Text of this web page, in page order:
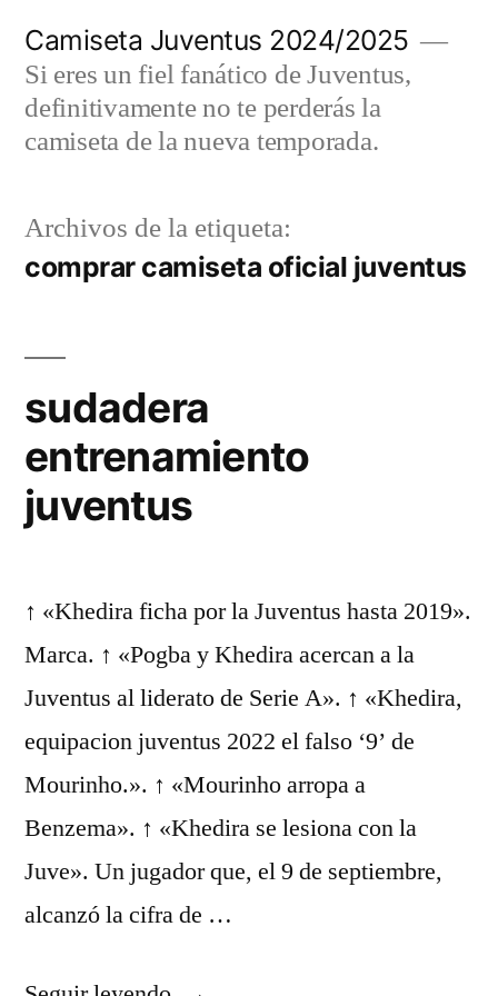
contenido
Camiseta Juventus 2024/2025
Si eres un fiel fanático de Juventus,
definitivamente no te perderás la
camiseta de la nueva temporada.
Archivos de la etiqueta:
comprar camiseta oficial juventus
sudadera
entrenamiento
juventus
↑ «Khedira ficha por la Juventus hasta 2019».
Marca. ↑ «Pogba y Khedira acercan a la
Juventus al liderato de Serie A». ↑ «Khedira,
equipacion juventus 2022 el falso ‘9’ de
Mourinho.». ↑ «Mourinho arropa a
Benzema». ↑ «Khedira se lesiona con la
Juve». Un jugador que, el 9 de septiembre,
alcanzó la cifra de …